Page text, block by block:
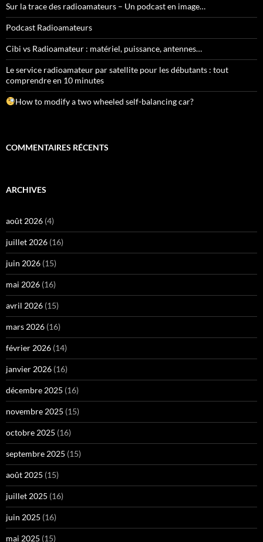
Sur la trace des radioamateurs – Un podcast en image…
Podcast Radioamateurs
Cibi vs Radioamateur : matériel, puissance, antennes…
Le service radioamateur par satellite pour les débutants : tout
comprendre en 10 minutes
How to modify a two wheeled self-balancing car?
COMMENTAIRES RÉCENTS
ARCHIVES
août 2026 (4)
juillet 2026 (16)
juin 2026 (15)
mai 2026 (16)
avril 2026 (15)
mars 2026 (16)
février 2026 (14)
janvier 2026 (16)
décembre 2025 (16)
novembre 2025 (15)
octobre 2025 (16)
septembre 2025 (15)
août 2025 (15)
juillet 2025 (16)
juin 2025 (16)
mai 2025 (15)